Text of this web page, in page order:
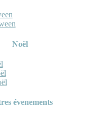
Noël
évenements